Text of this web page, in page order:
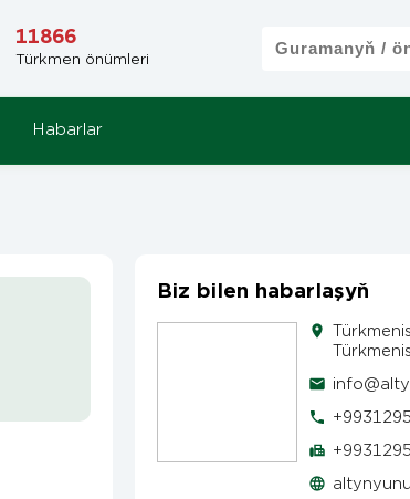
11866
Türkmen önümleri
Habarlar
Biz bilen habarlaşyň